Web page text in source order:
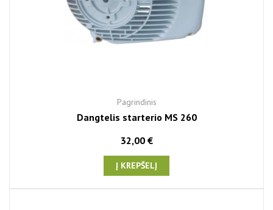
Pagrindinis
Dangtelis starterio MS 260
32,00 €
Į KREPŠELĮ